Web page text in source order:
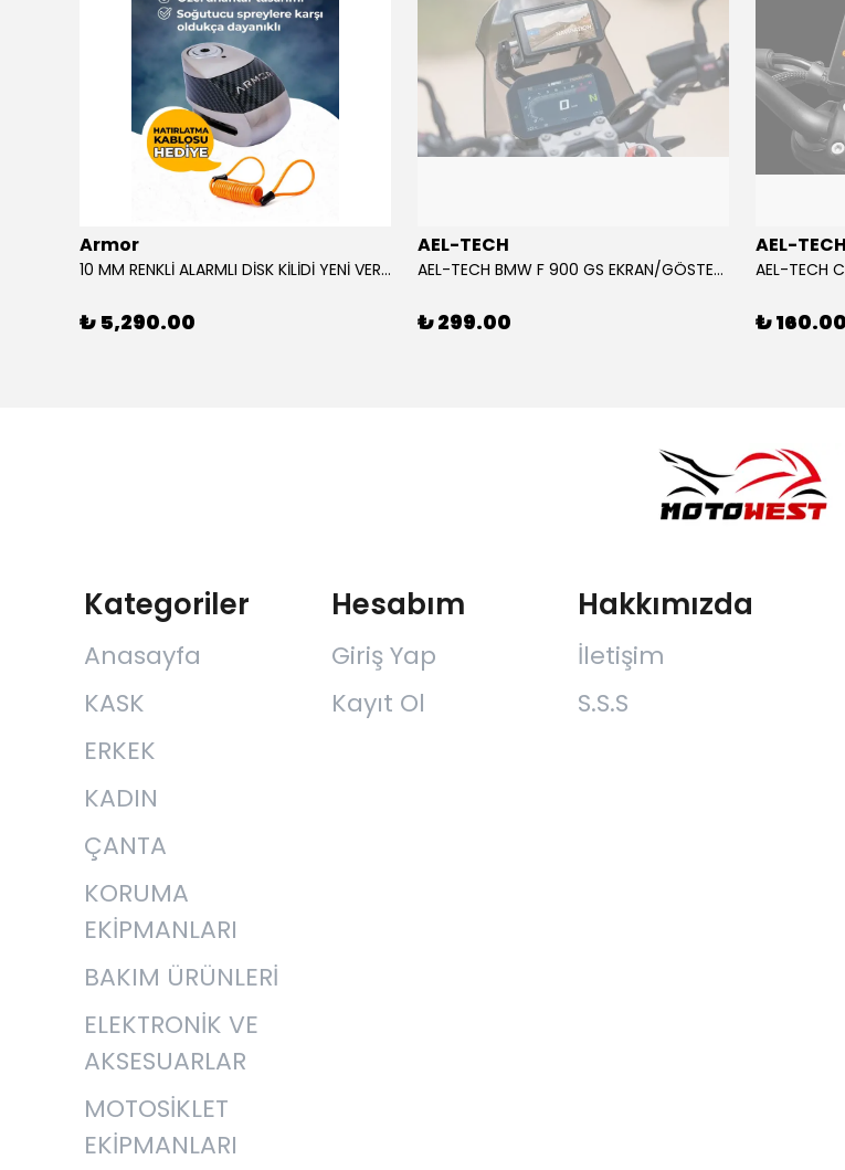
Armor
10 MM RENKLİ ALARMLI DİSK KİLİDİ YENİ VERSİYON
₺ 5,290.00
AEL-TECH
AEL-TECH BMW F 900 GS EKRAN/GÖSTERGE KORUYUCU 2024-2025
₺ 299.00
AEL-TECH
₺ 160.00
Kategoriler
Anasayfa
KASK
ERKEK
KADIN
ÇANTA
KORUMA
EKİPMANLARI
BAKIM ÜRÜNLERİ
ELEKTRONİK VE
AKSESUARLAR
MOTOSİKLET
EKİPMANLARI
Hesabım
Giriş Yap
Kayıt Ol
Hakkımızda
İletişim
S.S.S